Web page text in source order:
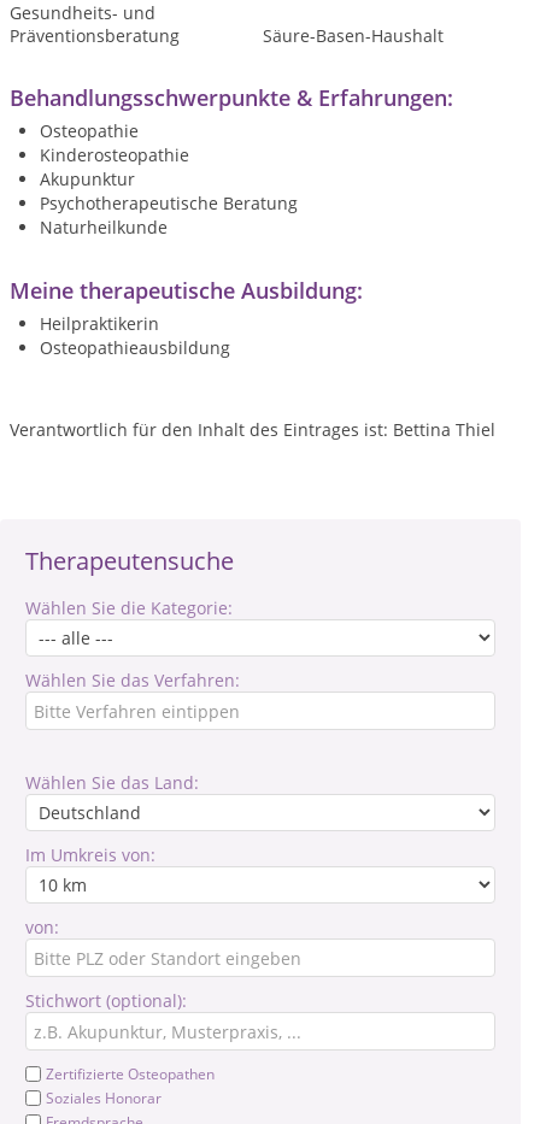
Therapeutensuche
Wählen Sie die Kategorie:
Wählen Sie das Verfahren:
Wählen Sie das Land:
Im Umkreis von:
von:
Stichwort (optional):
Zertifizierte Osteopathen
Soziales Honorar
Gesundheits- und
Präventionsberatung
Säure-Basen-Haushalt
Behandlungsschwerpunkte & Erfahrungen:
Osteopathie
Kinderosteopathie
Akupunktur
Psychotherapeutische Beratung
Naturheilkunde
Meine therapeutische Ausbildung:
Heilpraktikerin
Osteopathieausbildung
Verantwortlich für den Inhalt des Eintrages ist: Bettina Thiel